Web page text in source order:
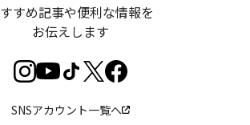
すめ記事や便利な情報を
お伝えします
SNSアカウント一覧へ